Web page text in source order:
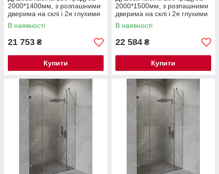
2000*1400мм, з розпашними
дверима на склі і 2я глухими
частинами
В наявності
21 753 ₴
Купити
2000*1500мм, з розпашними
дверима на склі і 2я глухими
частинами
В наявності
22 584 ₴
Купити